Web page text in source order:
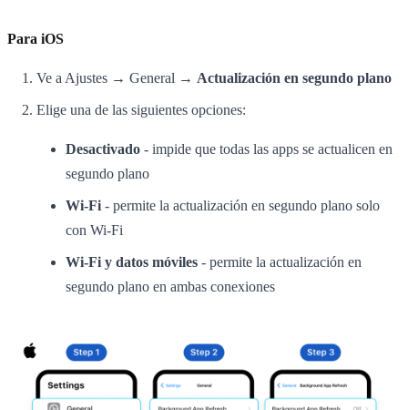
Para iOS
Ve a Ajustes → General → Actualización en segundo plano
Elige una de las siguientes opciones:
Desactivado - impide que todas las apps se actualicen en
segundo plano
Wi-Fi - permite la actualización en segundo plano solo
con Wi-Fi
Wi-Fi y datos móviles - permite la actualización en
segundo plano en ambas conexiones